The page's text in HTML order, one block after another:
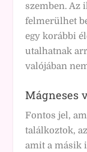
szemben. Az
felmerülhet
egy korábbi
utalhatnak
valójában
Mágneses
Fontos jel,
találkoztok,
amit a másik